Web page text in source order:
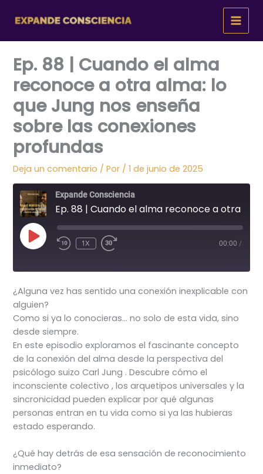
Ep. 88 | Cuando el alma
reconoce a otra alma: lo
que Jung nos enseña
sobre las conexiones
profundas
Deja un comentario / Por /1 de junio de 2025
Expande Consciencia
REPRODUCIR
EPISODIO 1X 00:00 /
¿Alguna vez has sentido una conexión inexplicable con
alguien?
Como si ya lo conocieras… no solo de esta vida, sino
desde siempre.
En este episodio exploramos el fascinante concepto
de la conexión del alma desde la perspectiva del
psicólogo suizo Carl Jung . Descubre cómo el
inconsciente colectivo , los arquetipos universales y la
sincronicidad pueden explicar por qué algunas
personas entran en tu vida como si ya las hubieras
estado esperando.
¿Qué hay detrás de esa sensación de reconocimiento
inmediato?